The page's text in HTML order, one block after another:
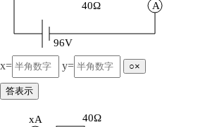
A
40Ω
96V
x= y= ○×
答表示
40Ω
xA